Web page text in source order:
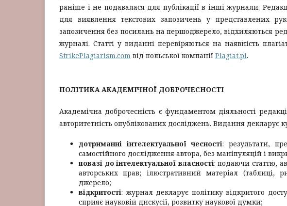
раніше і не подавалася для публікації в інші журнали.
для виявлення текстових запозичень у представлених
запозичення без посилань на першоджерело, відхиляються
журналі. Статті у виданні перевіряються на наявність
StrikePlagiarism.com від польської компанії Plagiat.pl.
ПОЛІТИКА АКАДЕМІЧНОЇ ДОБРОЧЕСНОСТІ
Академічна доброчесність є фундаментом діяльності
авторитетність опублікованих досліджень. Видання декларує
дотриманні інтелектуальної чесності: результати,
самостійного дослідження автора, без маніпуляцій і
повазі до інтелектуальної власності: подаючи статтю,
авторських прав; ілюстративний матеріал
джерело;
відкритості: журнал декларує політику відкритого
сприяє науковій дискусії, розвитку наукової думки;